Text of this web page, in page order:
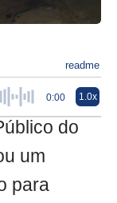
readme
0:00 1.0x
do
um
para